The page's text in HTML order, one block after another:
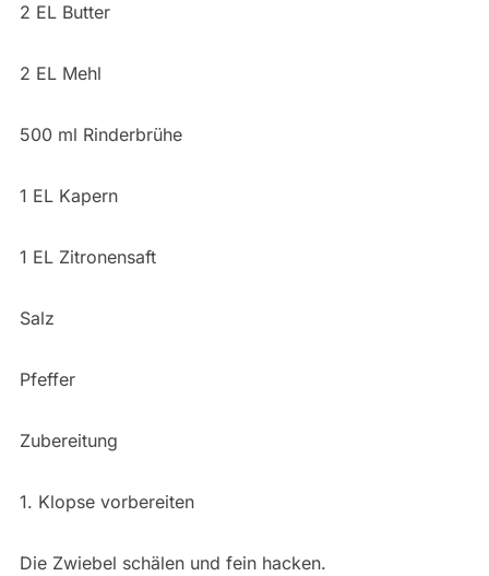
2 EL Butter
2 EL Mehl
500 ml Rinderbrühe
1 EL Kapern
1 EL Zitronensaft
Salz
Pfeffer
Zubereitung
1. Klopse vorbereiten
Die Zwiebel schälen und fein hacken.